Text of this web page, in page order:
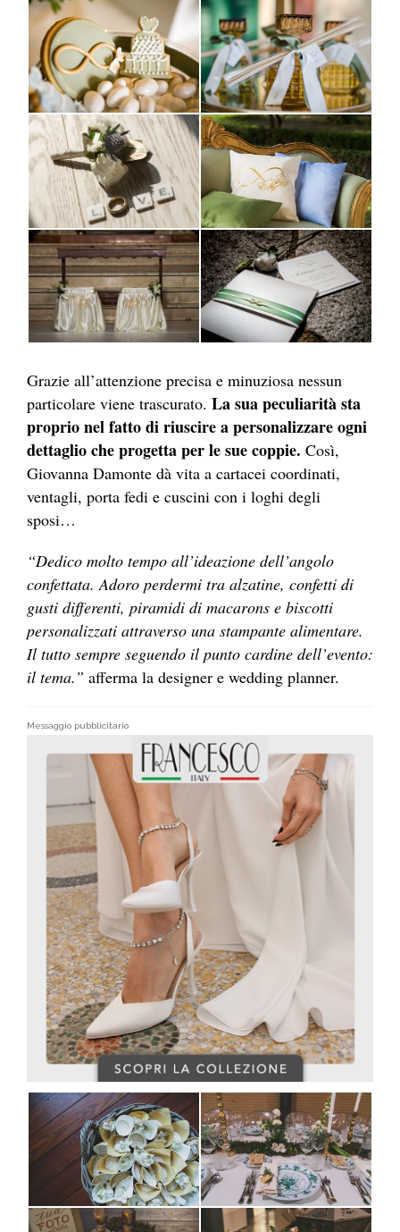
Grazie all’attenzione precisa e minuziosa nessun
particolare viene trascurato. La sua peculiarità sta
proprio nel fatto di riuscire a personalizzare ogni
dettaglio che progetta per le sue coppie. Così,
Giovanna Damonte dà vita a cartacei coordinati,
ventagli, porta fedi e cuscini con i loghi degli
sposi…
“Dedico molto tempo all’ideazione dell’angolo
confettata. Adoro perdermi tra alzatine, confetti di
gusti differenti, piramidi di macarons e biscotti
personalizzati attraverso una stampante alimentare.
Il tutto sempre seguendo il punto cardine dell’evento:
il tema.” afferma la designer e wedding planner.
Messaggio pubblicitario